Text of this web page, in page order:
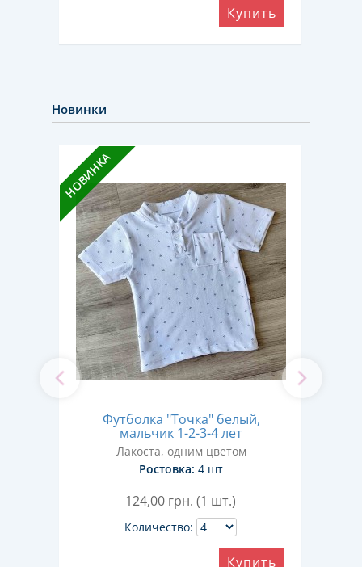
Купить
Новинки
НОВИНКА
Футболка "Точка" белый,
мальчик 1-2-3-4 лет
Лакоста, одним цветом
Ростовка: 4 шт
124,00 грн. (1 шт.)
Количество:
Купить